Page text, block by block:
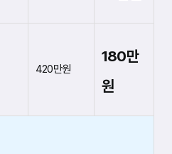
420만원
180만
원